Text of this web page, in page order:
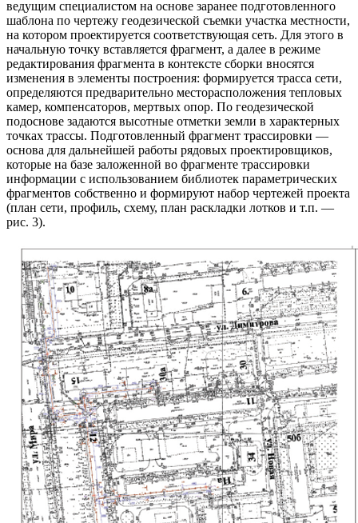
ведущим специалистом на основе заранее подготовленного
шаблона по чертежу геодезической съемки участка местности,
на котором проектируется соответствующая сеть. Для этого в
начальную точку вставляется фрагмент, а далее в режиме
редактирования фрагмента в контексте сборки вносятся
изменения в элементы построения: формируется трасса сети,
определяются предварительно месторасположения тепловых
камер, компенсаторов, мертвых опор. По геодезической
подоснове задаются высотные отметки земли в характерных
точках трассы. Подготовленный фрагмент трассировки —
основа для дальнейшей работы рядовых проектировщиков,
которые на базе заложенной во фрагменте трассировки
информации с использованием библиотек параметрических
фрагментов собственно и формируют набор чертежей проекта
(план сети, профиль, схему, план раскладки лотков и т.п. —
рис. 3).